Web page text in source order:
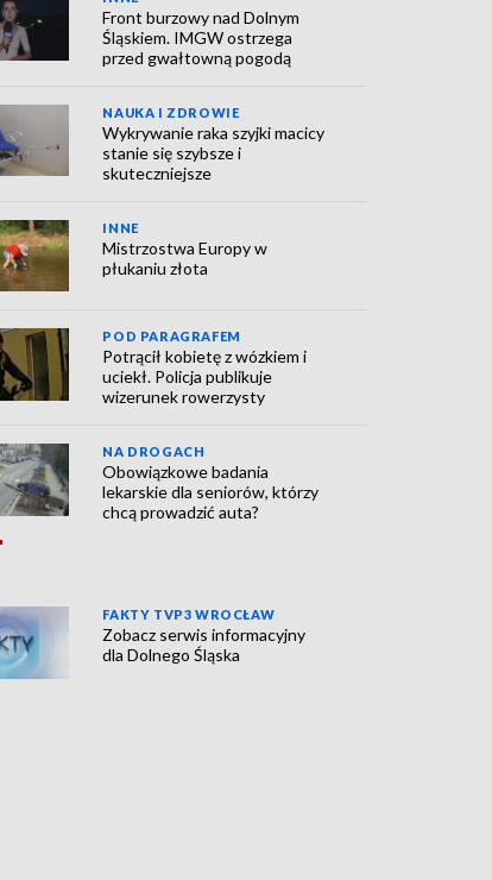
Front burzowy nad Dolnym
Śląskiem. IMGW ostrzega
przed gwałtowną pogodą
NAUKA I ZDROWIE
Wykrywanie raka szyjki macicy
stanie się szybsze i
skuteczniejsze
INNE
Mistrzostwa Europy w
płukaniu złota
POD PARAGRAFEM
Potrącił kobietę z wózkiem i
uciekł. Policja publikuje
wizerunek rowerzysty
NA DROGACH
Obowiązkowe badania
lekarskie dla seniorów, którzy
chcą prowadzić auta?
FAKTY TVP3 WROCŁAW
Zobacz serwis informacyjny
dla Dolnego Śląska